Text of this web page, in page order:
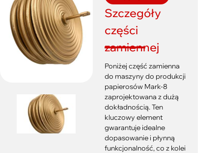
Szczegóły
części
zamiennej
Poniżej część zamienna
do maszyny do produkcji
papierosów Mark-8
zaprojektowana z dużą
dokładnością. Ten
kluczowy element
gwarantuje idealne
dopasowanie i płynną
funkcjonalność, co z kolei